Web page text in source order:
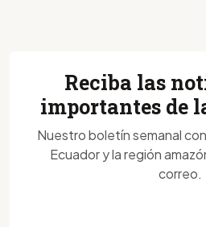
Reciba las
importantes de
Nuestro boletín semanal
Ecuador y la región
correo.